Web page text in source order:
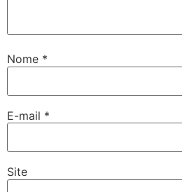
Nome *
E-mail *
Site